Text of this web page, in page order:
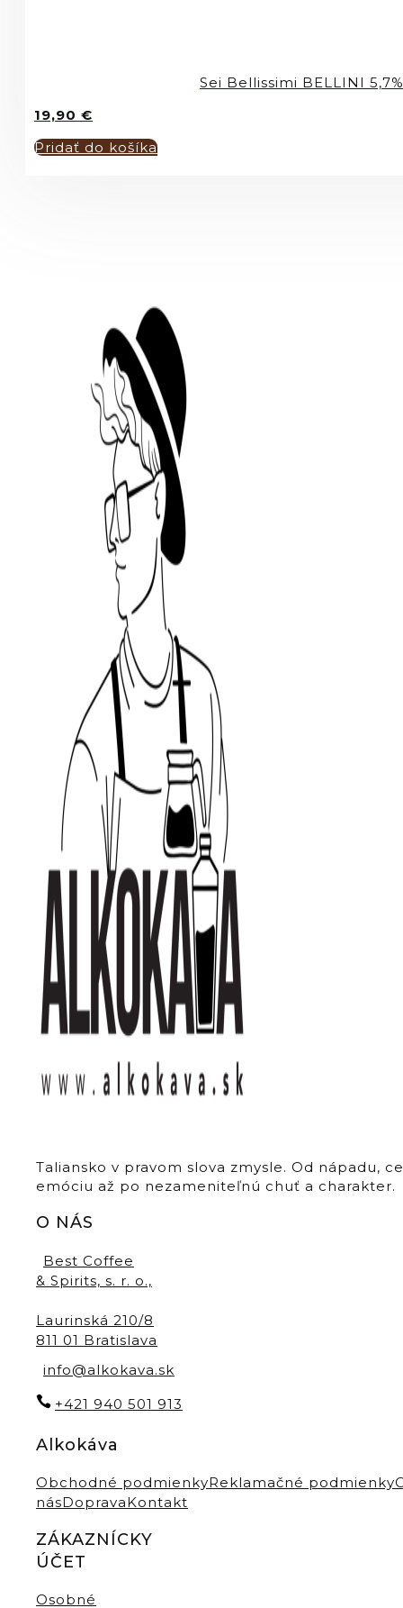
Sei Bellissimi BELLINI 5,7%
19,90 €
Pridať do košíka
Taliansko v pravom slova zmysle. Od nápadu,
emóciu až po nezameniteľnú chuť a charakter.
O NÁS
Best Coffee
& Spirits, s. r. o.,
Laurinská 210/8
811 01 Bratislava
info@alkokava.sk
+421 940 501 913
Alkokáva
Obchodné podmienkyReklamačné podmienky
násDopravaKontakt
ZÁKAZNÍCKY
ÚČET
Osobné